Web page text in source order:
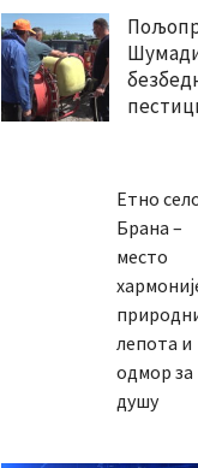
Етно
Брана –
место
лепота и
одмор за
душу